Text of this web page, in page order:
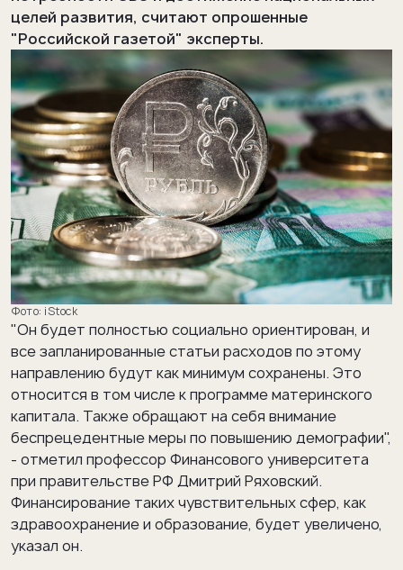
целей развития, считают опрошенные
"Российской газетой" эксперты.
iStock
"Он будет полностью социально ориентирован, и
все запланированные статьи расходов по этому
направлению будут как минимум сохранены. Это
относится в том числе к программе материнского
капитала. Также обращают на себя внимание
беспрецедентные меры по повышению демографии",
- отметил профессор Финансового университета
при правительстве РФ Дмитрий Ряховский.
Финансирование таких чувствительных сфер, как
здравоохранение и образование, будет увеличено,
указал он.